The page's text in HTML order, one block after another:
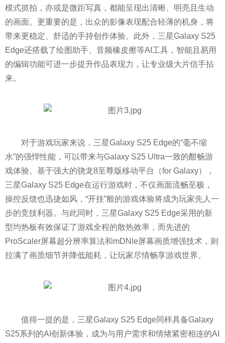
模式抓拍，亦或是微距写真，都能呈现出清晰、明亮且生动
的画面。更重要的是，出众的影像表现配合轻薄的机身，将
带来更稳定、舒适的手持创作体验。此外，三星Galaxy S25
Edge还搭载了绘图助手、音频橡皮擦等AI工具，智能且易用
的编辑功能可进一步提升作品表现力，让专业级大片信手拈
来。
对于游戏玩家来说，三星Galaxy S25 Edge的“毫不缩
水”的强悍性能，可以带来与Galaxy S25 Ultra一致的酣畅游
戏体验。基于强大的骁龙8至尊版移动平台（for Galaxy），
三星Galaxy S25 Edge在运行游戏时，不仅画面流畅至极，
操控反馈也迅捷如风，“开挂”般的游戏体验将成为玩家先人一
步的竞技利器。与此同时，三星Galaxy S25 Edge采用的新
型均热板有效保证了游戏全程的散热效率，而先进的
ProScaler屏幕超分辨率算法和mDNle屏幕画质增强技术，则
拉满了画质细节并降低能耗，让玩家尽情畅享游戏世界。
值得一提的是，三星Galaxy S25 Edge同样具备Galaxy
S25系列的AI创新体验，成为与用户需求和情绪紧密相连的AI